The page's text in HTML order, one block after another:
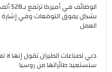
بشكل يفوق التوقعات وفي
العمل
دبي لصناعات الطيران تقول إنها لا
ستستعيد طائراتها من روسيا